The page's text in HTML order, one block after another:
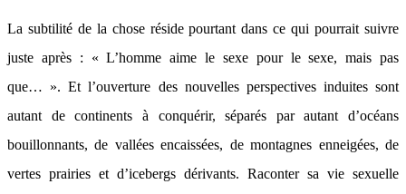
La subtilité de la chose réside pourtant dans ce qui pourrait suivre
juste après : « L’homme aime le sexe pour le sexe, mais pas
que… ». Et l’ouverture des nouvelles perspectives induites sont
autant de continents à conquérir, séparés par autant d’océans
bouillonnants, de vallées encaissées, de montagnes enneigées, de
vertes prairies et d’icebergs dérivants. Raconter sa vie sexuelle